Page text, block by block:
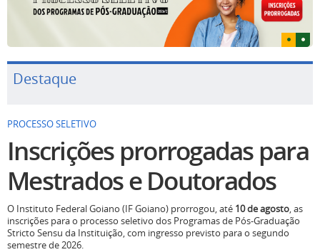
Destaque
PROCESSO SELETIVO
Inscrições prorrogadas para
Mestrados e Doutorados
O Instituto Federal Goiano (IF Goiano) prorrogou, até 10 de agosto, as
inscrições para o processo seletivo dos Programas de Pós-Graduação
Stricto Sensu da Instituição, com ingresso previsto para o segundo
semestre de 2026.